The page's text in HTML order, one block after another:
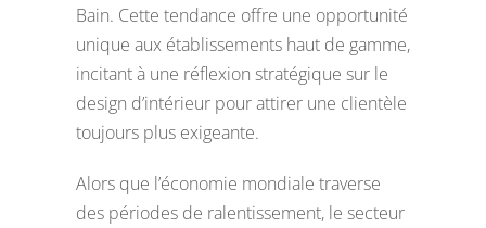
Bain. Cette tendance offre une opportunité
unique aux établissements haut de gamme,
incitant à une réflexion stratégique sur le
design d’intérieur pour attirer une clientèle
toujours plus exigeante.
Alors que l’économie mondiale traverse
des périodes de ralentissement, le secteur